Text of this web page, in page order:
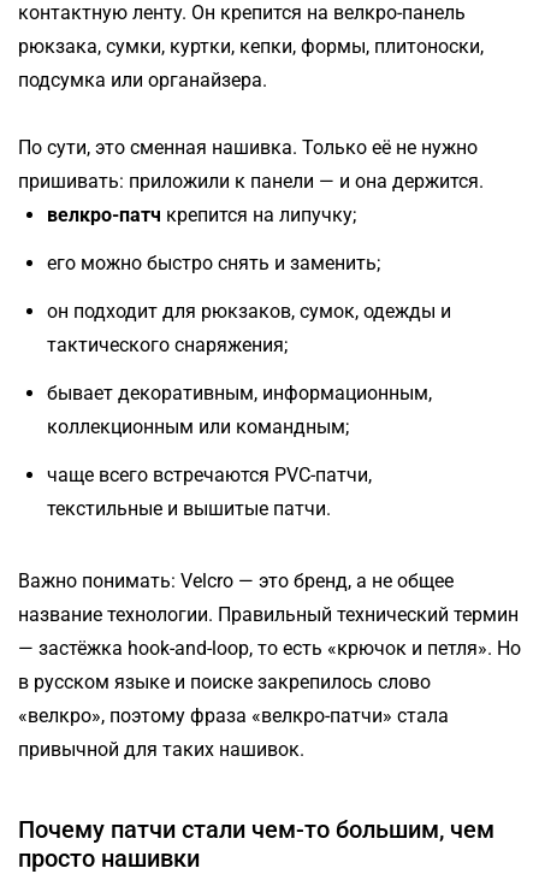
контактную ленту. Он крепится на велкро-панель
рюкзака, сумки, куртки, кепки, формы, плитоноски,
подсумка или органайзера.
По сути, это сменная нашивка. Только её не нужно
пришивать: приложили к панели — и она держится.
велкро-патч крепится на липучку;
его можно быстро снять и заменить;
он подходит для рюкзаков, сумок, одежды и
тактического снаряжения;
бывает декоративным, информационным,
коллекционным или командным;
чаще всего встречаются PVC-патчи,
текстильные и вышитые патчи.
Важно понимать: Velcro — это бренд, а не общее
название технологии. Правильный технический термин
— застёжка hook-and-loop, то есть «крючок и петля». Но
в русском языке и поиске закрепилось слово
«велкро», поэтому фраза «велкро-патчи» стала
привычной для таких нашивок.
Почему патчи стали чем-то большим, чем
просто нашивки